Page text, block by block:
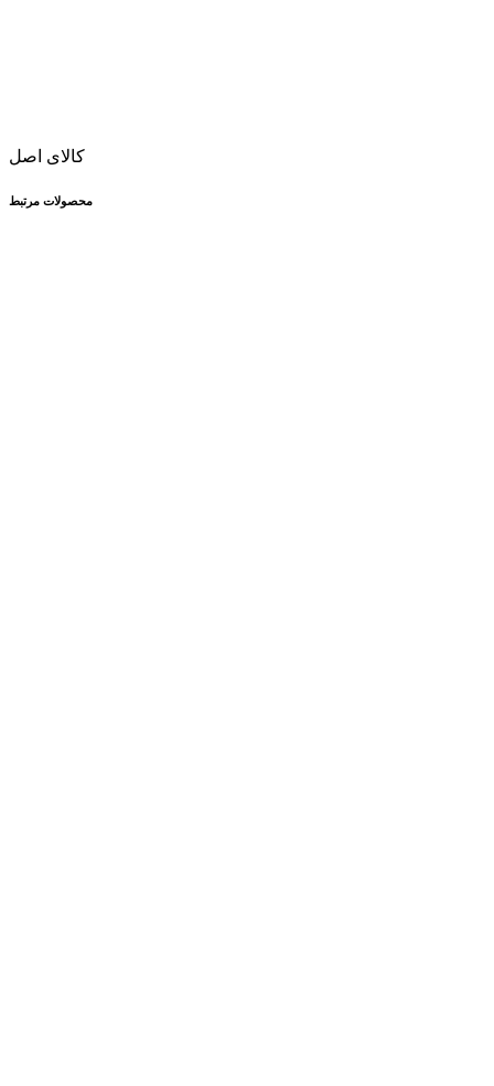
کالای اصل
محصولات مرتبط